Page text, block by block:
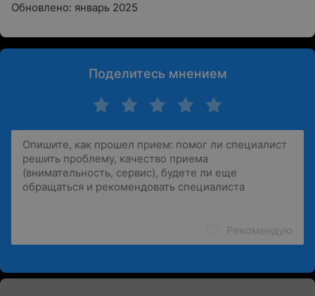
Обновлено: январь 2025
Поделитесь мнением
Рекомендую